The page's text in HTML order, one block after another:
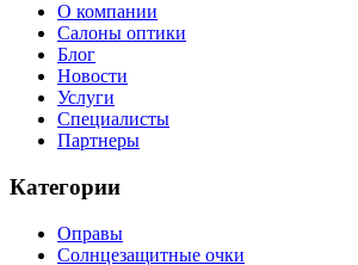
О компании
Салоны оптики
Блог
Новости
Услуги
Специалисты
Партнеры
Категории
Оправы
Солнцезащитные очки